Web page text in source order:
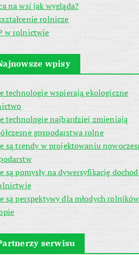
na wsi jak wygląda?
rolnicze
w rolnictwie
wpisy
technologie wspierają ekologiczne
technologie najbardziej zmieniają
gospodarstwa rolne
są trendy w projektowaniu
są pomysły na dywersyfikację
są perspektywy dla młodych
serwisu